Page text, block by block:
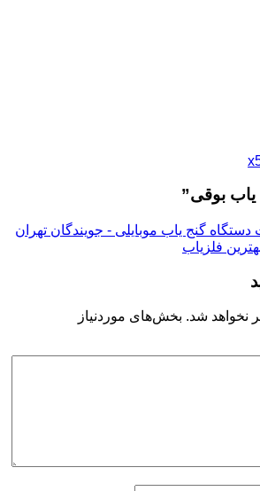
یاب بوقی”
دستگاه گنج یاب موبایلی - جویندگان تهران
نخواهد شد. بخش‌های موردنیاز